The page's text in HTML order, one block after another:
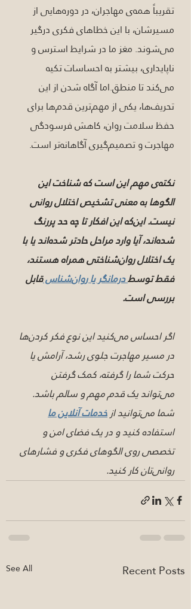
تقریباً همه‌ی مهاجران، در دوره‌هایی از
مسیرشان، با این خطاهای فکری درگیر
می‌شوند. مغز ما در شرایط استرس و
ناپایداری، بیشتر به احساسات تکیه
می‌کند تا منطق.اما آگاه شدن از این
تحریف‌ها، یکی از مهم‌ترین قدم‌ها برای
حفظ سلامت روان، کاهش فرسودگی
مهاجرت و تصمیم‌گیری آگاهانه‌تر است.
نکته‌ی مهم این است که شناخت این
الگوها به معنی تشخیص اختلال روانی
نیست. این‌که این افکار تا چه حد پررنگ
شده‌اند، آیا وارد مراحل حادتر شده‌اند یا با
یک اختلال روان‌شناختی همراه هستند،
فقط توسط درمانگر یا روان‌شناس
قابل
بررسی است.
اگر احساس می‌کنید این نوع فکر کردن‌ها
در مسیر مهاجرت جلوی رشد، آرامش یا
حرکت شما را گرفته، کمک گرفتن
می‌تواند یک قدم مهم و سالم باشد.
شما می‌توانید از
خدمات آنلاین ما
استفاده کنید و در یک فضای امن و
تخصصی روی الگوهای فکری و فشارهای
روانی‌تان کار کنید.
Recent Posts
See All